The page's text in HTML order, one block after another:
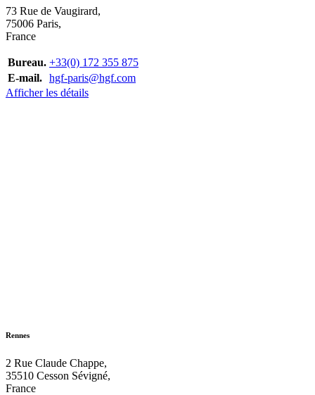
73 Rue de Vaugirard,
75006 Paris,
France
Bureau. +33(0) 172 355 875
E-mail. hgf-paris@hgf.com
Afficher les détails
Rennes
2 Rue Claude Chappe,
35510 Cesson Sévigné,
France